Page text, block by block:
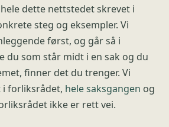
dette nettstedet skrevet i
steg og eksempler. Vi
først, og går så i
du som står midt i en sak og du
finner det du trenger. Vi
i forliksrådet, hele saksgangen og
ikke er rett vei.